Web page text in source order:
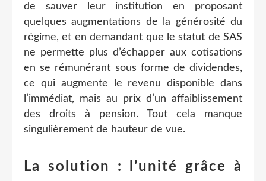
de sauver leur institution en proposant
quelques augmentations de la générosité du
régime, et en demandant que le statut de SAS
ne permette plus d’échapper aux cotisations
en se rémunérant sous forme de dividendes,
ce qui augmente le revenu disponible dans
l’immédiat, mais au prix d’un affaiblissement
des droits à pension. Tout cela manque
singulièrement de hauteur de vue.
La solution : l’unité grâce à